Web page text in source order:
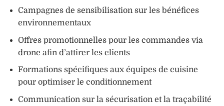
Campagnes de sensibilisation sur les bénéfices
environnementaux
Offres promotionnelles pour les commandes via
drone afin d’attirer les clients
Formations spécifiques aux équipes de cuisine
pour optimiser le conditionnement
Communication sur la sécurisation et la traçabilité